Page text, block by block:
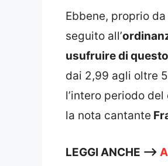
Ebbene, proprio
seguito all’
usufruire di
dai 2,99 agli oltre
l’intero periodo
la nota cantante
LEGGI ANCHE —>